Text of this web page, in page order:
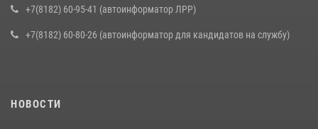
+7(8182) 60-95-41 (автоинформатор ЛРР)
+7(8182) 60-80-26 (автоинформатор для кандидатов на службу)
НОВОСТИ